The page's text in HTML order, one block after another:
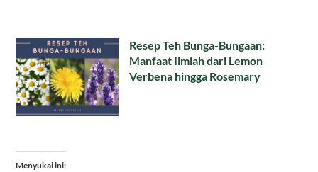
Resep Teh Bunga-Bungaan:
Manfaat Ilmiah dari Lemon
Verbena hingga Rosemary
Menyukai ini: